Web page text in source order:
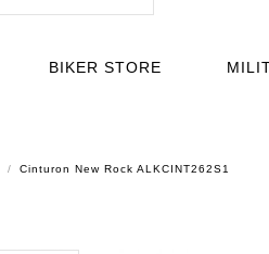
BIKER STORE
Cinturon New Rock ALKCINT262S1